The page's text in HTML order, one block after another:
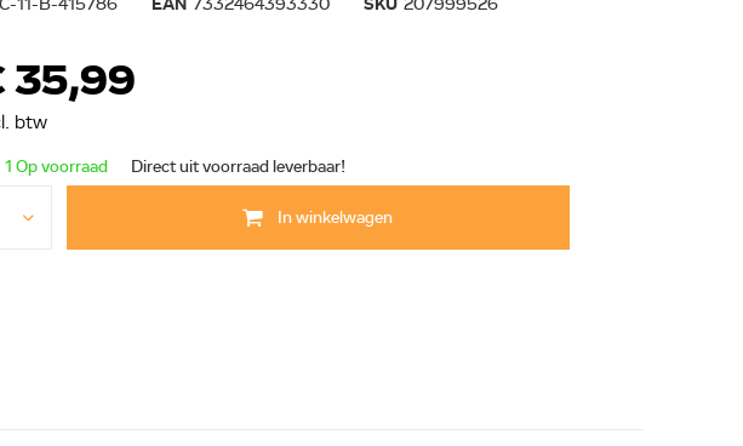
C-11-B-415786 EAN 7332464393330 SKU 207999526
35,99
btw
1 Op voorraad Direct uit voorraad leverbaar!
In winkelwagen